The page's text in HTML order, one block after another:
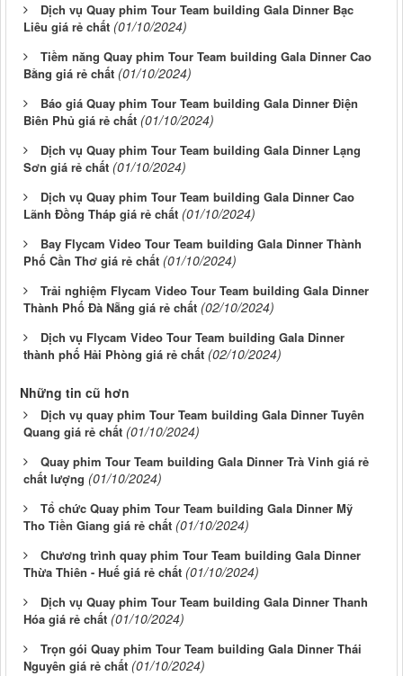
Dịch vụ Quay phim Tour Team building Gala Dinner Bạc
Liêu giá rẻ chất (01/10/2024)
Tiềm năng Quay phim Tour Team building Gala Dinner Cao
Bằng giá rẻ chất (01/10/2024)
Báo giá Quay phim Tour Team building Gala Dinner Điện
Biên Phủ giá rẻ chất (01/10/2024)
Dịch vụ Quay phim Tour Team building Gala Dinner Lạng
Sơn giá rẻ chất (01/10/2024)
Dịch vụ Quay phim Tour Team building Gala Dinner Cao
Lãnh Đồng Tháp giá rẻ chất (01/10/2024)
Bay Flycam Video Tour Team building Gala Dinner Thành
Phố Cần Thơ giá rẻ chất (01/10/2024)
Trải nghiệm Flycam Video Tour Team building Gala Dinner
Thành Phố Đà Nẵng giá rẻ chất (02/10/2024)
Dịch vụ Flycam Video Tour Team building Gala Dinner
thành phố Hải Phòng giá rẻ chất (02/10/2024)
Những tin cũ hơn
Dịch vụ quay phim Tour Team building Gala Dinner Tuyên
Quang giá rẻ chất (01/10/2024)
Quay phim Tour Team building Gala Dinner Trà Vinh giá rẻ
chất lượng (01/10/2024)
Tổ chức Quay phim Tour Team building Gala Dinner Mỹ
Tho Tiền Giang giá rẻ chất (01/10/2024)
Chương trình quay phim Tour Team building Gala Dinner
Thừa Thiên - Huế giá rẻ chất (01/10/2024)
Dịch vụ Quay phim Tour Team building Gala Dinner Thanh
Hóa giá rẻ chất (01/10/2024)
Trọn gói Quay phim Tour Team building Gala Dinner Thái
Nguyên giá rẻ chất (01/10/2024)